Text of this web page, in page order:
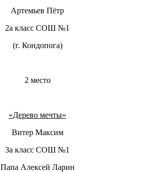
Артемьев Пётр
2а класс СОШ №1
(г. Кондопога)
2 место
«Дерево мечты»
Витер Максим
3а класс СОШ №1
Папа Алексей Ларин